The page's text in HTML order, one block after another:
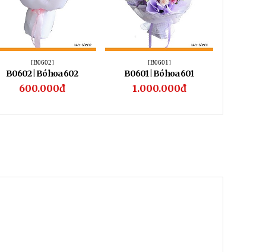
[B0602]
B0602 | Bó hoa 602
600.000đ
[B0601]
B0601 | Bó hoa 601
1.000.000đ